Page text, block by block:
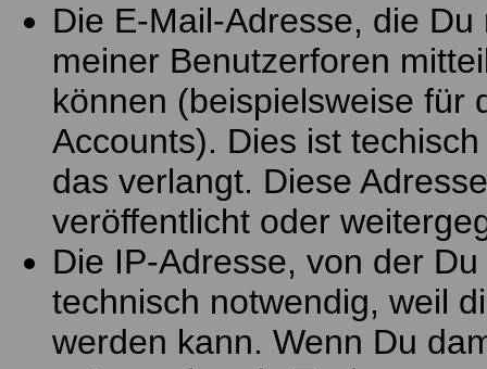
Die E-Mail-Adresse, die
meiner Benutzerforen
können (beispielsweise für
Accounts). Dies ist
das verlangt. Diese
veröffentlicht oder
Die IP-Adresse, von der
technisch notwendig, weil
werden kann. Wenn Du